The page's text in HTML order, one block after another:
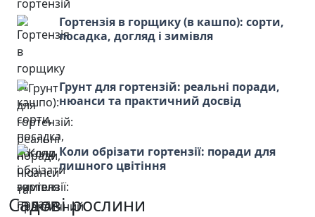
Гортензія в горщику (в кашпо): сорти,
посадка, догляд і зимівля
Грунт для гортензій: реальні поради,
нюанси та практичний досвід
Коли обрізати гортензії: поради для
пишного цвітіння
Садові рослини